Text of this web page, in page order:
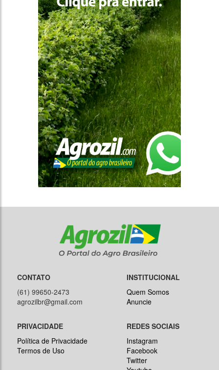
CONTATO
(61) 99650-2473
agrozilbr@gmail.com
INSTITUCIONAL
Quem Somos
Anuncie
PRIVACIDADE
Política de Privacidade
Termos de Uso
REDES SOCIAIS
Instagram
Facebook
Twitter